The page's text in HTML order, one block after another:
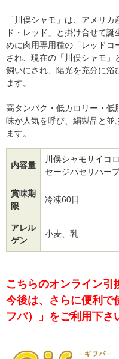
「川俣シャモ」は、アメリ
ド・レッド」と掛け合せて
めに肉用専用種の「レッドコ
され、現在の「川俣シャモ」
飼いにされ、陽光を充分に浴
ます。
高タンパク・低カロリー・低
味が人気を呼び、絹製品と並
ます。
内容量
川俣シャモサイコ
セージパセリハー
賞味期
限
冷凍60日
アレル
ゲン
小麦、乳
こちらのオンライン引
今後は、さらに便利で
フパ）」をご利用下さ